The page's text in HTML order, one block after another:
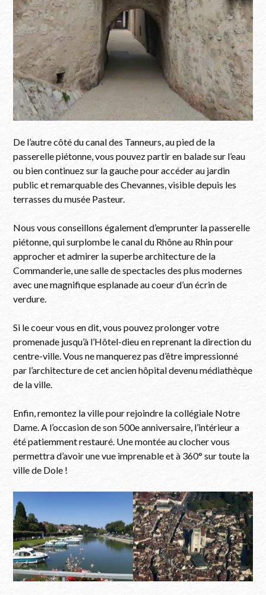
De l’autre côté du canal des Tanneurs, au pied de la
passerelle piétonne, vous pouvez partir en balade sur l’eau
ou bien continuez sur la gauche pour accéder au jardin
public et remarquable des Chevannes, visible depuis les
terrasses du musée Pasteur.
Nous vous conseillons également d’emprunter la passerelle
piétonne, qui surplombe le canal du Rhône au Rhin pour
approcher et admirer la superbe architecture de la
Commanderie, une salle de spectacles des plus modernes
avec une magnifique esplanade au coeur d’un écrin de
verdure.
Si le coeur vous en dit, vous pouvez prolonger votre
promenade jusqu’à l’Hôtel-dieu en reprenant la direction du
centre-ville. Vous ne manquerez pas d’être impressionné
par l’architecture de cet ancien hôpital devenu médiathèque
de la ville.
Enfin, remontez la ville pour rejoindre la collégiale Notre
Dame. A l’occasion de son 500e anniversaire, l’intérieur a
été patiemment restauré. Une montée au clocher vous
permettra d’avoir une vue imprenable et à 360° sur toute la
ville de Dole !